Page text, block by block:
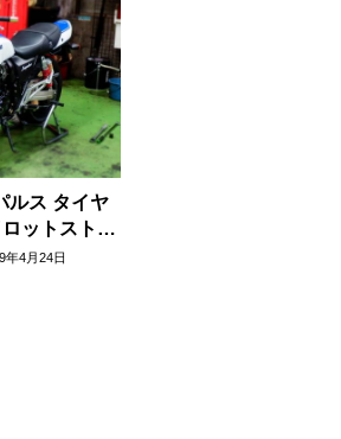
ルス タイヤ
ットストリ
年4月24日